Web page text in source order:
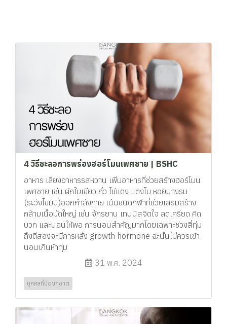
4 วิธีชะลอการพร่องฮอร์โมนเพศชาย | BSHC
อาหาร เลี่ยงอาหารรสหวาน เพิ่มอาหารที่ช่วยสร้างฮอร์โมน
เพศชาย เช่น ผักใบเขียว ถั่ว ไข่แดง แตงโม หอยนางรม
(ระวังไขมัน)ออกกำลังกาย เน้นชนิดกีฬาที่ช่วยเสริมสร้าง
กล้ามเนื้อมัดใหญ่ เช่น จักรยาน เทนนิสจิตใจ ลดเครียด คิด
บวก และนอนให้พอ การนอนสำคัญมากโดยเฉพาะช่วงสี่ทุ่ม
ถึงตีสองจะมีการหลั่ง growth hormone ฉะนั้นไม่ควรเข้า
นอนเกินห้าทุ่ม
31 พ.ค. 2024
บุคคลที่มีองคชาต